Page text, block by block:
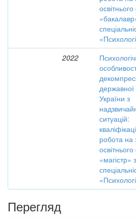
2022
України з
ситуацій:
робота на
«магістр»
Перегляд